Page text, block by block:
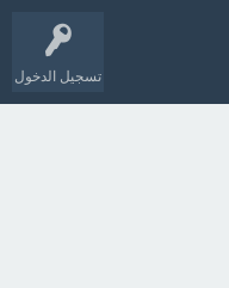
تسجيل الدخول